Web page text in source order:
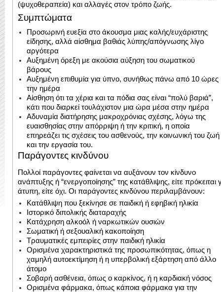
(ψυχοθεραπεία) και αλλαγές στον τρόπο ζωής.
Συμπτώματα
Προσωρινή ευεξία στο άκουσμα μιας καλής/ευχάριστης
είδησης, αλλά αίσθημα βαθιάς λύπης/απόγνωσης λίγο
αργότερα
Αυξημένη όρεξη με ακούσια αύξηση του σωματικού
βάρους
Αυξημένη επιθυμία για ύπνο, συνήθως πάνω από 10 ώρες
την ημέρα
Αίσθηση ότι τα χέρια και τα πόδια σας είναι “πολύ βαριά”,
κάτι που διαρκεί τουλάχιστον μια ώρα μέσα στην ημέρα
Αδυναμία διατήρησης μακροχρόνιας σχέσης, λόγω της
ευαισθησίας στην απόρριψη ή την κριτική, η οποία
επηρεάζει τις σχέσεις του ασθενούς, την κοινωνική του ζωή
και την εργασία του.
Παράγοντες κινδύνου
Πολλοί παράγοντες φαίνεται να αυξάνουν τον κίνδυνο
ανάπτυξης ή “ενεργοποίησης” της κατάθλιψης, είτε πρόκειται
άτυπη, είτε όχι. Οι παράγοντες κινδύνου περιλαμβάνουν:
Κατάθλιψη που ξεκίνησε σε παιδική ή εφηβική ηλικία
Ιστορικό διπολικής διαταραχής
Κατάχρηση αλκοόλ ή ναρκωτικών ουσιών
Σωματική ή σεξουαλική κακοποίηση
Τραυματικές εμπειρίες στην παιδική ηλικία
Ορισμένα χαρακτηριστικά της προσωπικότητας, όπως η
χαμηλή αυτοεκτίμηση ή η υπερβολική εξάρτηση από άλλο
άτομο
Σοβαρή ασθένεια, όπως ο καρκίνος, ή η καρδιακή νόσος
Ορισμένα φάρμακα, όπως κάποια φάρμακα για την